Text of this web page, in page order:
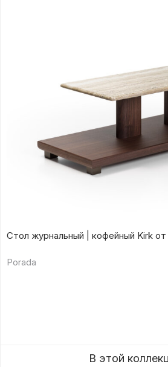
Стол журнальный | кофейный Kirk от
Porada
В этой